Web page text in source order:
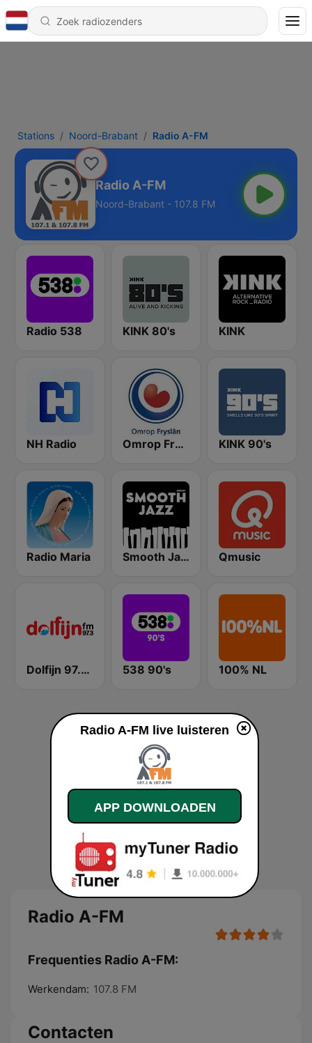
Stations Noord-Brabant Radio A-FM
Radio A-FM
Noord-Brabant - 107.8 FM
Radio 538 KINK 80's KINK
NH Radio Omrop Fryslân KINK 90's
Radio Maria Smooth Jazz - Groov Qmusic
Dolfijn 97.3 FM 538 90's 100% NL
Radio A-FM
Frequenties Radio A-FM:
Werkendam: 107.8 FM
Contacten
Radio A-FM live luisteren
APP DOWNLOADEN